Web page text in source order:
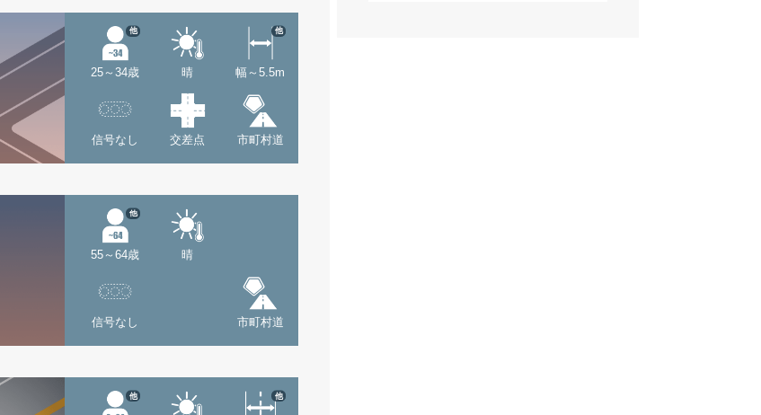
25～34歳
他
晴 幅～5.5m
他
信号なし 交差点 市町村道
55～64歳
他
晴
信号なし 市町村道
他 他